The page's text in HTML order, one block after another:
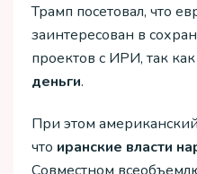
Трамп посетовал, что
заинтересован в
проектов с ИРИ, так как
деньги.
При этом
что иранские власти